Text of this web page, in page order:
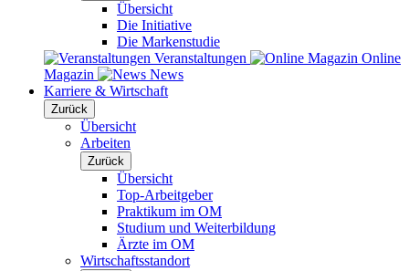
Übersicht
Die Initiative
Die Markenstudie
Veranstaltungen
Online
Magazin
News
Karriere & Wirtschaft
Zurück
Übersicht
Arbeiten
Zurück
Übersicht
Top-Arbeitgeber
Praktikum im OM
Studium und Weiterbildung
Ärzte im OM
Wirtschaftsstandort